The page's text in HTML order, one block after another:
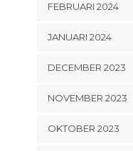
FEBRUARI 2024
JANUARI 2024
DECEMBER 2023
NOVEMBER 2023
OKTOBER 2023